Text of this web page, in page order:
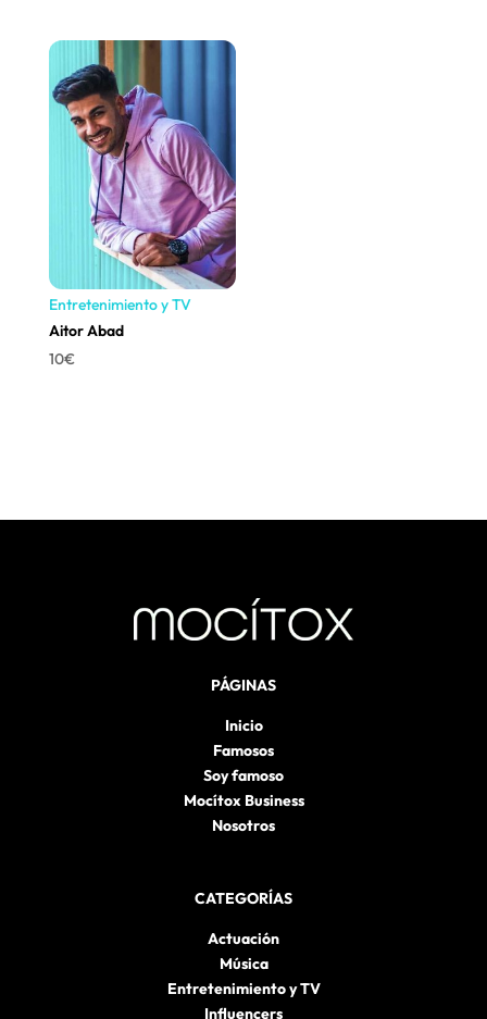
Entretenimiento y TV
Aitor Abad
10€
PÁGINAS
Inicio
Famosos
Soy famoso
Mocítox Business
Nosotros
CATEGORÍAS
Actuación
Música
Entretenimiento y TV
Influencers